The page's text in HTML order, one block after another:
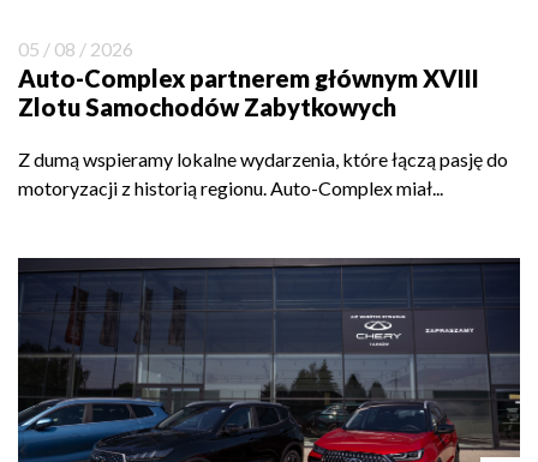
05 / 08 / 2026
Auto-Complex partnerem głównym XVIII
Zlotu Samochodów Zabytkowych
Z dumą wspieramy lokalne wydarzenia, które łączą pasję do
motoryzacji z historią regionu. Auto-Complex miał...